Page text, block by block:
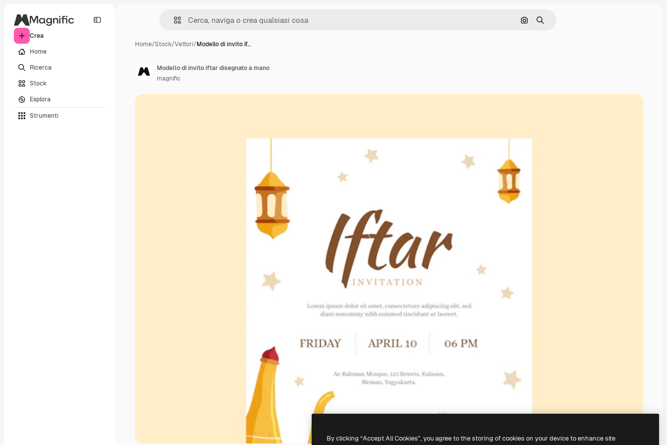
Crea
Home
Ricerca
Stock
Esplora
Strumenti
Cerca per immagine
Ricerca
Home/Stock/Vettori/Modello di invito if…
Modello di invito iftar disegnato a mano
magnific
By clicking “Accept All Cookies”, you agree to the storing of cookies on your device to enhance site